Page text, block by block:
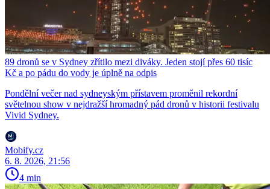
89 dronů se v Sydney zřítilo mezi diváky. Jeden stojí přes 60 tisíc
Kč a po pádu do vody je úplně na odpis
Pondělní večer nad sydneyským přístavem proměnil rekordní
světelnou show v nejdražší hromadný pád dronů v historii festivalu
Vivid Sydney.
Mobify.cz
6. 8. 2026, 21:56
4 min